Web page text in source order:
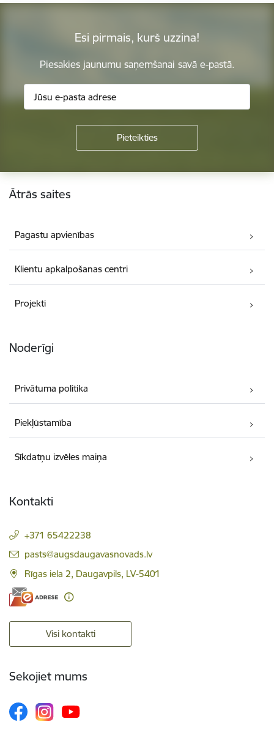
Esi pirmais, kurš uzzina!
Piesakies jaunumu saņemšanai savā e-pastā.
Kājene
Ātrās saites
Pagastu apvienības
Klientu apkalpošanas centri
Projekti
Noderīgi
Privātuma politika
Piekļūstamība
Sīkdatņu izvēles maiņa
Kontakti
+371 65422238
E-pasts:
pasts@augsdaugavasnovads.lv
Rīgas iela 2, Daugavpils, LV-5401
Visi kontakti
Sekojiet mums